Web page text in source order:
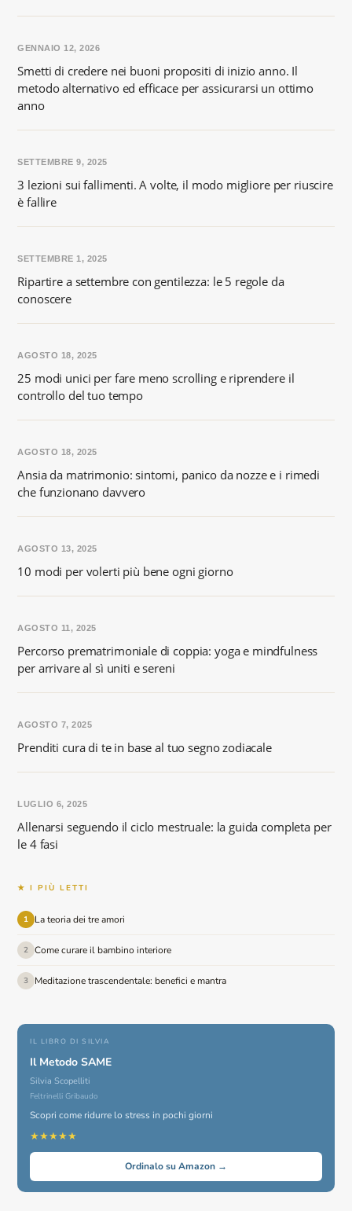
Smetti di credere nei buoni propositi di inizio anno. Il
metodo alternativo ed efficace per assicurarsi un ottimo
anno
GENNAIO 12, 2026
3 lezioni sui fallimenti. A volte, il modo migliore per riuscire
è fallire
SETTEMBRE 9, 2025
Ripartire a settembre con gentilezza: le 5 regole da
conoscere
SETTEMBRE 1, 2025
25 modi unici per fare meno scrolling e riprendere il
controllo del tuo tempo
AGOSTO 18, 2025
Ansia da matrimonio: sintomi, panico da nozze e i rimedi
che funzionano davvero
AGOSTO 18, 2025
10 modi per volerti più bene ogni giorno
AGOSTO 13, 2025
Percorso prematrimoniale di coppia: yoga e mindfulness
per arrivare al sì uniti e sereni
AGOSTO 11, 2025
Prenditi cura di te in base al tuo segno zodiacale
AGOSTO 7, 2025
Allenarsi seguendo il ciclo mestruale: la guida completa per
le 4 fasi
LUGLIO 6, 2025
★ I PIÙ LETTI
1 La teoria dei tre amori
2 Come curare il bambino interiore
3 Meditazione trascendentale: benefici e mantra
IL LIBRO DI SILVIA
Il Metodo SAME
Silvia Scopelliti
Feltrinelli Gribaudo
Scopri come ridurre lo stress in pochi giorni
★★★★★
Ordinalo su Amazon →